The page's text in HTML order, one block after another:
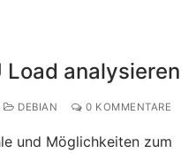
Load analysieren
DEBIAN 0 KOMMENTARE
und Möglichkeiten zum